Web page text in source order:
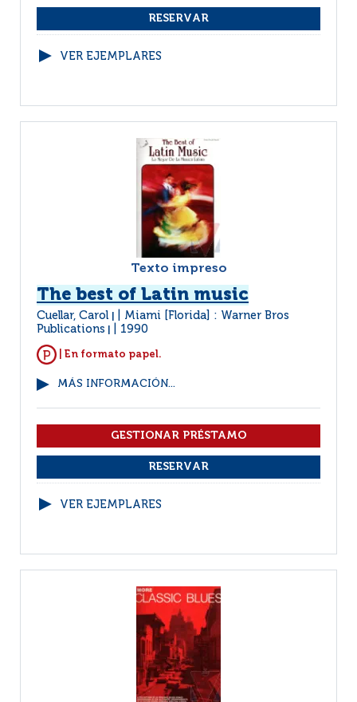
VER EJEMPLARES
Texto impreso
The best of Latin music
Cuellar, Carol
Miami [Florida] : Warner Bros
Publications
1990
| En formato papel.
MÁS INFORMACIÓN...
VER EJEMPLARES